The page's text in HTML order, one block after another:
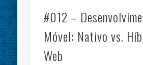
#012 –
Móvel: Nativo vs.
Web